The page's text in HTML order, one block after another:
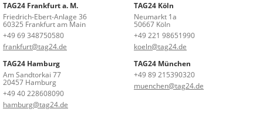
TAG24 Frankfurt a. M.
Friedrich-Ebert-Anlage 36
60325 Frankfurt am Main
+49 69 348750580
frankfurt@tag24.de
TAG24 Köln
Neumarkt 1a
50667 Köln
+49 221 98651990
koeln@tag24.de
TAG24 Hamburg
Am Sandtorkai 77
20457 Hamburg
+49 40 228608090
hamburg@tag24.de
TAG24 München
+49 89 215390320
muenchen@tag24.de